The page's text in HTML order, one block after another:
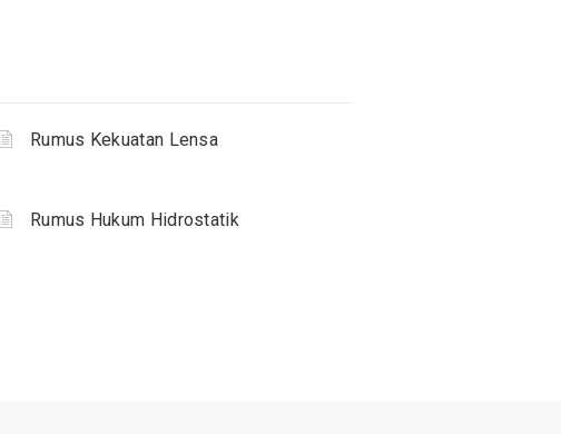
Rumus Kekuatan Lensa
Rumus Hukum Hidrostatik